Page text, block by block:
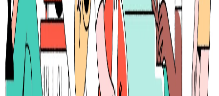
BtoC
10→100（プロダクト拡大）
募集中の求人情報
AIプラットフォームエンジニア
東京都 千代田区